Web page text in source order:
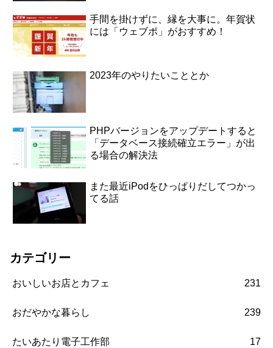
手間を掛けずに、縁を大事に。年賀状
には「ウェブポ」がおすすめ！
2023年のやりたいこととか
PHPバージョンをアップデートすると
「データベース接続確立エラー」が出
る場合の解決法
また最近iPodをひっぱりだしてつかっ
てる話
カテゴリー
おいしいお店とカフェ 231
おだやかな暮らし 239
たいあたり電子工作部 17